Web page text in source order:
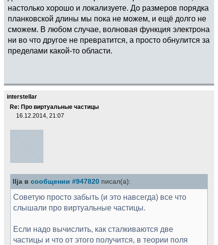
настолько хорошо и локализуете. До размеров порядка
планковской длины мы пока не можем, и ещё долго не
сможем. В любом случае, волновая функция электрона
ни во что другое не превратится, а просто обнулится за
пределами какой-то области.
interstellar
Re: Про виртуальные частицы
16.12.2014, 21:07
Ilja в сообщении #947820 писал(а):
Cоветую просто забыть (и это навсегда) все что
слышали про виртуальные частицы.
Если надо вычислить, как сталкиваются две
частицы и что от этого получится, в теории поля